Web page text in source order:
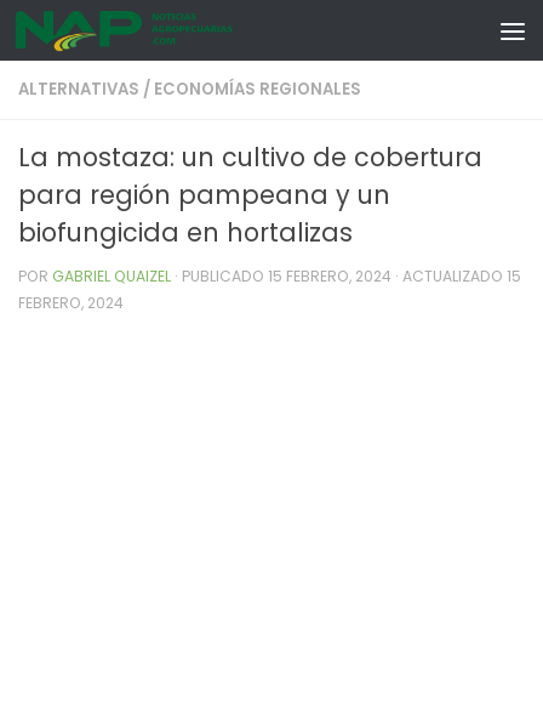
Skip to content
ALTERNATIVAS / ECONOMÍAS REGIONALES
La mostaza: un cultivo de cobertura
para región pampeana y un
biofungicida en hortalizas
POR GABRIEL QUAIZEL · PUBLICADO 15 FEBRERO, 2024 · ACTUALIZADO 15
FEBRERO, 2024